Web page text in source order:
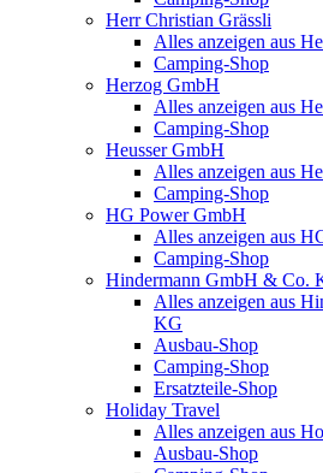
Herr Christian Grässli
Alles anzeigen aus
Camping-Shop
Herzog GmbH
Alles anzeigen aus
Camping-Shop
Heusser GmbH
Alles anzeigen aus
Camping-Shop
HG Power GmbH
Alles anzeigen aus
Camping-Shop
Hindermann GmbH & Co.
Alles anzeigen aus
KG
Ausbau-Shop
Camping-Shop
Ersatzteile-Shop
Holiday Travel
Alles anzeigen aus
Ausbau-Shop